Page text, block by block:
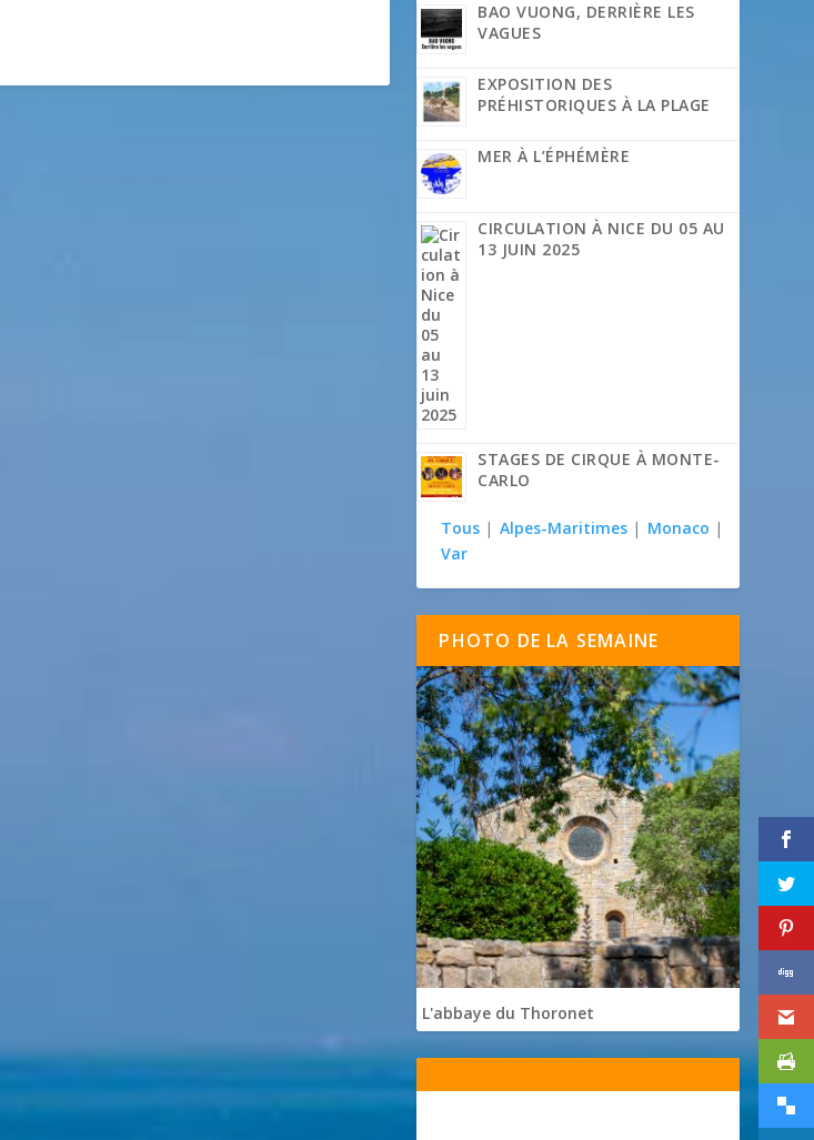
BAO VUONG, DERRIÈRE LES
VAGUES
EXPOSITION DES
PRÉHISTORIQUES À LA PLAGE
MER À L’ÉPHÉMÈRE
CIRCULATION À NICE DU 05 AU
13 JUIN 2025
STAGES DE CIRQUE À MONTE-
CARLO
Tous | Alpes-Maritimes | Monaco |
Var
PHOTO DE LA SEMAINE
L'abbaye du Thoronet